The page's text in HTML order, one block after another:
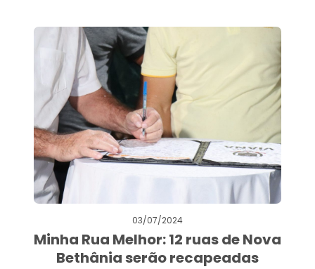
03/07/2024
Minha Rua Melhor: 12 ruas de Nova
Bethânia serão recapeadas